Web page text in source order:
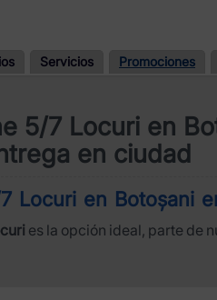
Servicios Promociones
5/7 Locuri en
en ciudad
Locuri en Botoșani
es la opción ideal, parte de